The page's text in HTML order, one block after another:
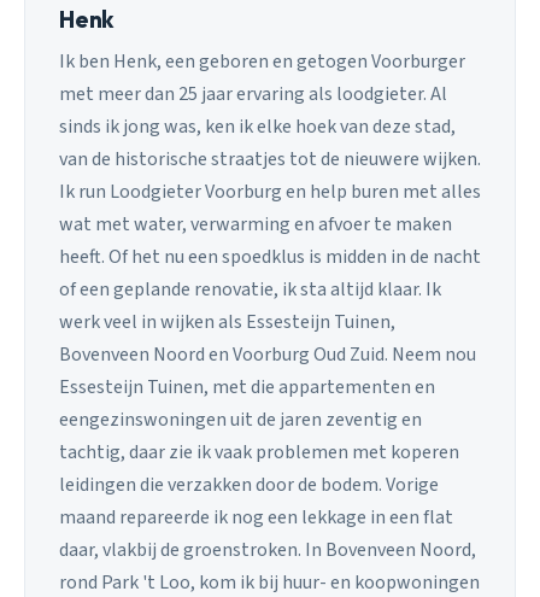
Henk
Ik ben Henk, een geboren en getogen Voorburger
met meer dan 25 jaar ervaring als loodgieter. Al
sinds ik jong was, ken ik elke hoek van deze stad,
van de historische straatjes tot de nieuwere wijken.
Ik run Loodgieter Voorburg en help buren met alles
wat met water, verwarming en afvoer te maken
heeft. Of het nu een spoedklus is midden in de nacht
of een geplande renovatie, ik sta altijd klaar. Ik
werk veel in wijken als Essesteijn Tuinen,
Bovenveen Noord en Voorburg Oud Zuid. Neem nou
Essesteijn Tuinen, met die appartementen en
eengezinswoningen uit de jaren zeventig en
tachtig, daar zie ik vaak problemen met koperen
leidingen die verzakken door de bodem. Vorige
maand repareerde ik nog een lekkage in een flat
daar, vlakbij de groenstroken. In Bovenveen Noord,
rond Park 't Loo, kom ik bij huur- en koopwoningen